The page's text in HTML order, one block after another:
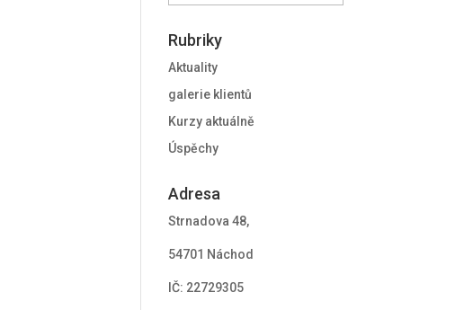
Rubriky
Aktuality
galerie klientů
Kurzy aktuálně
Úspěchy
Adresa
Strnadova 48,
54701 Náchod
IČ: 22729305